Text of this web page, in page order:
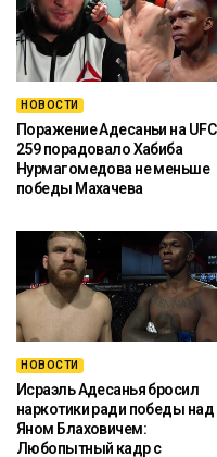
НОВОСТИ
Поражение Адесаньи на UFC
259 порадовало Хабиба
Нурмагомедова не меньше
победы Махачева
НОВОСТИ
Исраэль Адесанья бросил
наркотики ради победы над
Яном Блаховичем:
Любопытный кадр с